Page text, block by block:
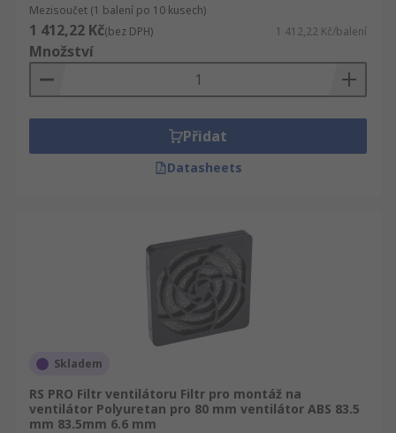
Mezisoučet (1 balení po 10 kusech)
1 412,22 Kč(bez DPH) 1 412,22 Kč/balení
Množství
Přidat
Datasheets
Skladem
RS PRO Filtr ventilátoru Filtr pro montáž na
ventilátor Polyuretan pro 80 mm ventilátor ABS 83.5
mm 83.5mm 6.6 mm